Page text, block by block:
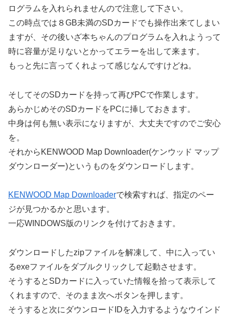
ログラムを入れられませんので注意して下さい。
この時点では８GB未満のSDカードでも操作出来てしまい
ますが、その後いざ本ちゃんのプログラムを入れようって
時に容量が足りないとかってエラーを出して来ます。
もっと先に言ってくれよって感じなんですけどね。
そしてそのSDカードを持って再びPCで作業します。
あらかじめそのSDカードをPCに挿しておきます。
中身は何も無い表示になりますが、大丈夫ですのでご安心
を。
それからKENWOOD Map Downloader(ケンウッド マップ
ダウンローダー)というものをダウンロードします。
KENWOOD Map Downloaderで検索すれば、指定のペー
ジが見つかるかと思います。
一応WINDOWS版のリンクを付けておきます。
ダウンロードしたzipファイルを解凍して、中に入ってい
るexeファイルをダブルクリックして起動させます。
そうするとSDカードに入っていた情報を拾って表示して
くれますので、そのまま次へボタンを押します。
そうすると次にダウンロードIDを入力するようなウインド